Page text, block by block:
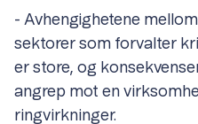
- Avhengighetene
sektorer som forvalter
er store, og
angrep mot en
ringvirkninger.